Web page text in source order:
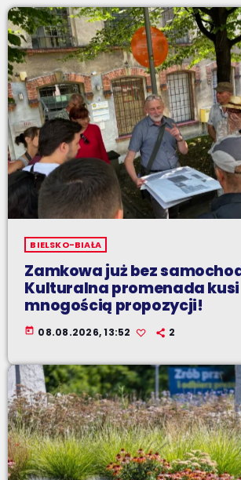
BIELSKO-BIAŁA
Zamkowa już bez
Kulturalna promenada kusi
mnogością propozycji!
today 08.08.2026, 13:52 2